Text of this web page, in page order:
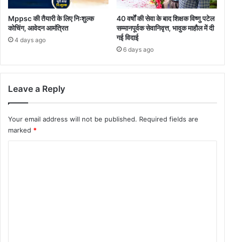
Mppsc की तैयारी के लिए निःशुल्क
कोचिंग, आवेदन आमंत्रित
4 days ago
40 वर्षों की सेवा के बाद शिक्षक विष्णु पटेल
सम्मानपूर्वक सेवानिवृत्त, भावुक माहौल में दी
गई विदाई
6 days ago
Leave a Reply
Your email address will not be published. Required fields are
marked *